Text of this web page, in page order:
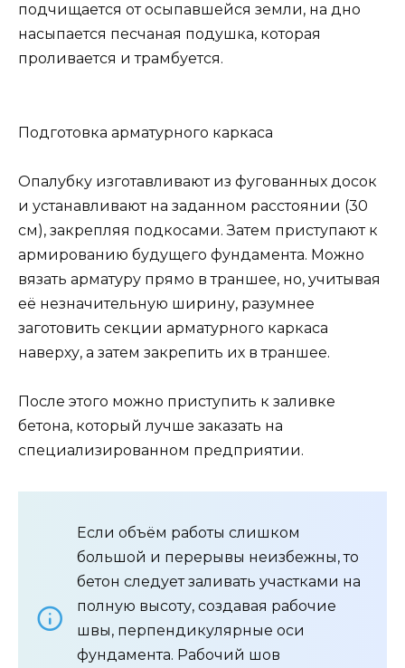
подчищается от осыпавшейся земли, на дно
насыпается песчаная подушка, которая
проливается и трамбуется.
Подготовка арматурного каркаса
Опалубку изготавливают из фугованных досок
и устанавливают на заданном расстоянии (30
см), закрепляя подкосами. Затем приступают к
армированию будущего фундамента. Можно
вязать арматуру прямо в траншее, но, учитывая
её незначительную ширину, разумнее
заготовить секции арматурного каркаса
наверху, а затем закрепить их в траншее.
После этого можно приступить к заливке
бетона, который лучше заказать на
специализированном предприятии.
Если объём работы слишком
большой и перерывы неизбежны, то
бетон следует заливать участками на
полную высоту, создавая рабочие
швы, перпендикулярные оси
фундамента. Рабочий шов